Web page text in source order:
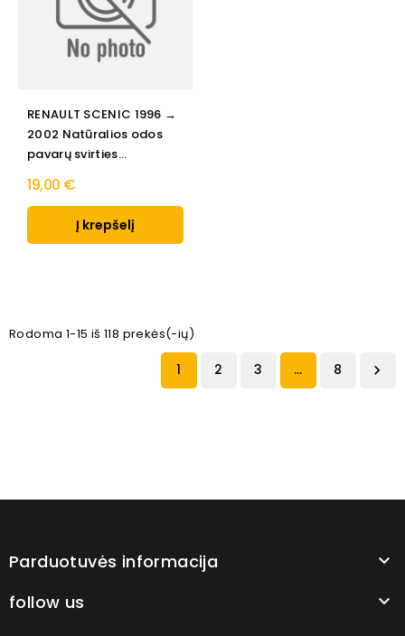
RENAULT SCENIC 1996 →
2002 Natūralios odos
pavarų svirties...
19,00 €
Į krepšelį
Rodoma 1-15 iš 118 prekės(-ių)
1 2 3 … 8 
Parduotuvės informacija 
follow us 